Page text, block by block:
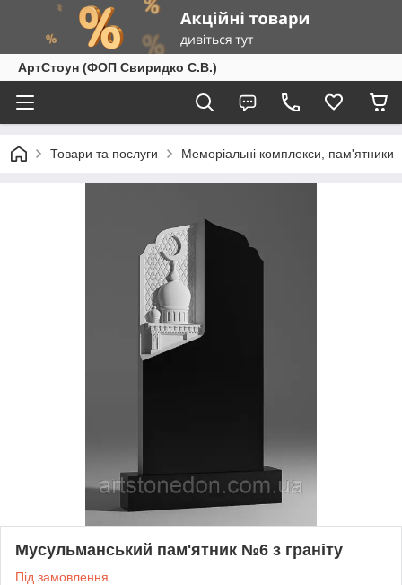
АртСтоун (ФОП Свиридко С.В.)
Товари та послуги Меморіальні комплекси, пам'ятники
Мусульманський пам'ятник №6 з граніту
Під замовлення